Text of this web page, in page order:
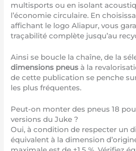
multisports ou en isolant
l’économie circulaire. En
affichant le logo Aliapur, vous
traçabilité complète jusqu’au
Ainsi se boucle la chaîne, de la
dimensions pneus à la
de cette publication se penche
les plus fréquentes.
Peut-on monter des pneus 18
versions du Juke ?
Oui, à condition de respecter un
équivalent à la dimension